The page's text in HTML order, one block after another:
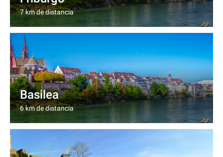
7 km de distancia
Basilea
6 km de distancia